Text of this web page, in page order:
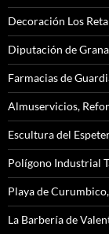
Decoración Los
Diputación de
Farmacias de
Almuservicios,
Escultura del
Polígono Industrial
Playa de
La Barbería de